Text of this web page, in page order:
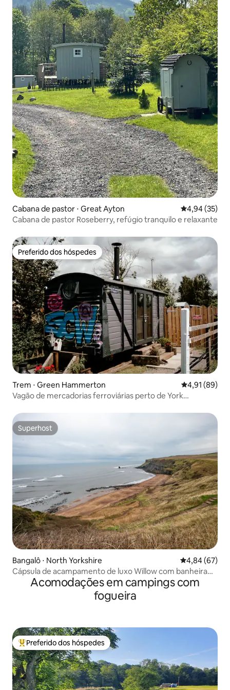
Cabana de pastor ⋅ Great Ayton 4,94 de uma
4,94 (35)
Cabana de pastor Roseberry, refúgio tranquilo e relaxante
Preferido dos hóspedes
Preferido dos hóspedes
Trem ⋅ Green Hammerton 4,91 de uma
4,91 (89)
Vagão de mercadorias ferroviárias perto de York
Superhost
Superhost
Bangalô ⋅ North Yorkshire 4,84 de uma
4,84 (67)
Cápsula de acampamento de luxo Willow com banheira
de hidromassagem
Acomodações em campings com
fogueira
Entre os melhores preferidos dos hóspedes
Preferido dos hóspedes